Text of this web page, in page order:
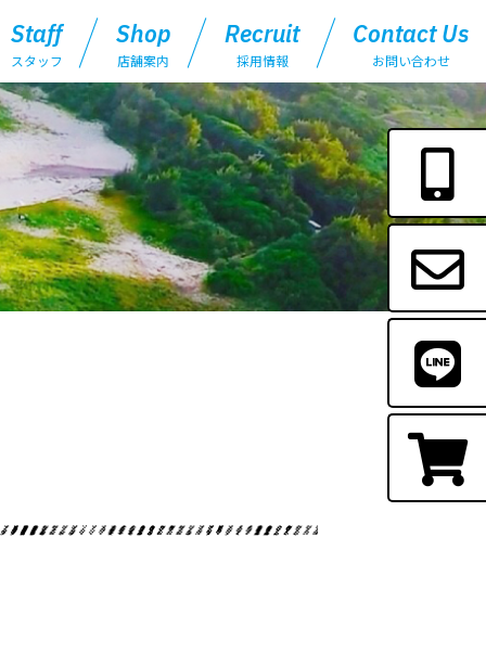
Staff
スタッフ
Shop
店舗案内
Recruit
採用情報
Contact Us
お問い合わせ